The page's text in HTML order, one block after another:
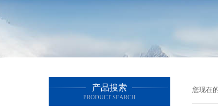
产品搜索
PRODUCT SEARCH
您现在